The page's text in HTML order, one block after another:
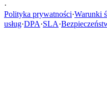
·
Polityka prywatności·Warunki
usług·DPA·SLA·